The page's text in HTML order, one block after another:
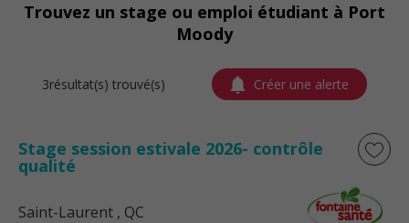
Trouvez un stage ou emploi étudiant à Port
Moody
3résultat(s) trouvé(s) Créer une alerte
Stage session estivale 2026- contrôle
qualité
Saint-Laurent , QC